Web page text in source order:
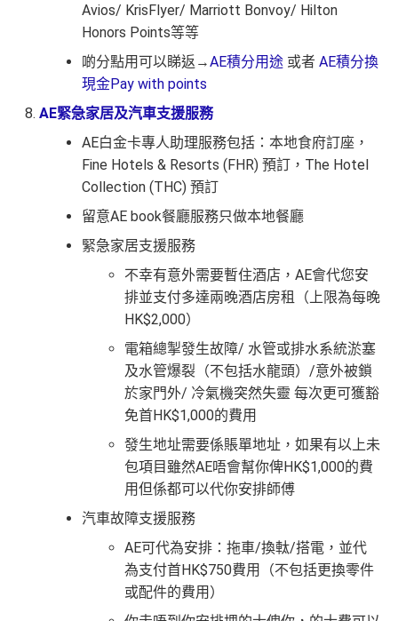
Avios/ KrisFlyer/ Marriott Bonvoy/ Hilton
Honors Points等等
啲分點用可以睇返→AE積分用途 或者 AE積分換
現金Pay with points
AE緊急家居及汽車支援服務
AE白金卡專人助理服務包括：本地食府訂座，
Fine Hotels & Resorts (FHR) 預訂，The Hotel
Collection (THC) 預訂
留意AE book餐廳服務只做本地餐廳
緊急家居支援服務
不幸有意外需要暫住酒店，AE會代您安
排並支付多達兩晚酒店房租（上限為每晚
HK$2,000）
電箱總掣發生故障/ 水管或排水系統淤塞
及水管爆裂（不包括水龍頭）/意外被鎖
於家門外/ 冷氣機突然失靈 每次更可獲豁
免首HK$1,000的費用
發生地址需要係賬單地址，如果有以上未
包項目雖然AE唔會幫你俾HK$1,000的費
用但係都可以代你安排師傅
汽車故障支援服務
AE可代為安排：拖車/換軚/搭電，並代
為支付首HK$750費用（不包括更換零件
或配件的費用）